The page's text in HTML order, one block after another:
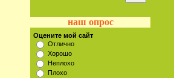
наш опрос
Оцените мой сайт
Отлично
Хорошо
Неплохо
Плохо